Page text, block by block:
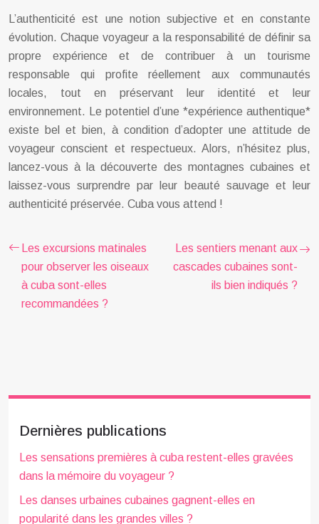
L’authenticité est une notion subjective et en constante
évolution. Chaque voyageur a la responsabilité de définir sa
propre expérience et de contribuer à un tourisme
responsable qui profite réellement aux communautés
locales, tout en préservant leur identité et leur
environnement. Le potentiel d’une *expérience authentique*
existe bel et bien, à condition d’adopter une attitude de
voyageur conscient et respectueux. Alors, n’hésitez plus,
lancez-vous à la découverte des montagnes cubaines et
laissez-vous surprendre par leur beauté sauvage et leur
authenticité préservée. Cuba vous attend !
Les excursions matinales
pour observer les oiseaux
à cuba sont-elles
recommandées ?
Les sentiers menant aux
cascades cubaines sont-
ils bien indiqués ?
Dernières publications
Les sensations premières à cuba restent-elles gravées
dans la mémoire du voyageur ?
Les danses urbaines cubaines gagnent-elles en
popularité dans les grandes villes ?